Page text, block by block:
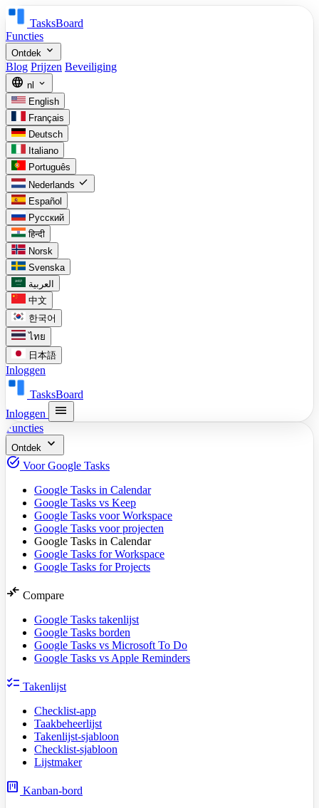
TasksBoard
Functies
Ontdek expand_more
Blog Prijzen Beveiliging
language nl expand_more
English
Français
Deutsch
Italiano
Português
Nederlands check
Español
Русский
हिन्दी
Norsk
Svenska
العربية
中文
한국어
ไทย
日本語
Inloggen
TasksBoard
Inloggen
menu
Functies
Ontdek expand_more
task_alt Voor Google Tasks
Google Tasks in Calendar
Google Tasks vs Keep
Google Tasks voor Workspace
Google Tasks voor projecten
Google Tasks in Calendar
Google Tasks for Workspace
Google Tasks for Projects
compare_arrows Compare
Google Tasks takenlijst
Google Tasks borden
Google Tasks vs Microsoft To Do
Google Tasks vs Apple Reminders
checklist Takenlijst
Checklist-app
Taakbeheerlijst
Takenlijst-sjabloon
Checklist-sjabloon
Lijstmaker
view_kanban Kanban-bord